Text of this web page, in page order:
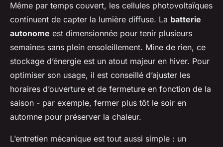
Même par temps couvert, les cellules photovoltaïques
continuent de capter la lumière diffuse. La batterie
autonome est dimensionnée pour tenir plusieurs
semaines sans plein ensoleillement. Mine de rien, ce
stockage d’énergie est un atout majeur en hiver. Pour
optimiser son usage, il est conseillé d’ajuster les
horaires d’ouverture et de fermeture en fonction de la
saison - par exemple, fermer plus tôt le soir en
automne pour préserver la chaleur.
L’entretien mécanique est tout aussi simple : un